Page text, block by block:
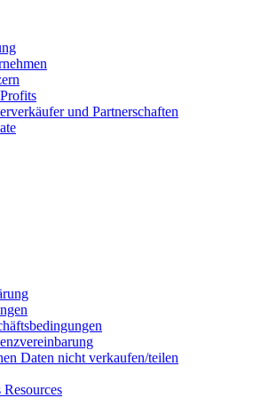
und Partnerschaften
Daten nicht verkaufen/teilen